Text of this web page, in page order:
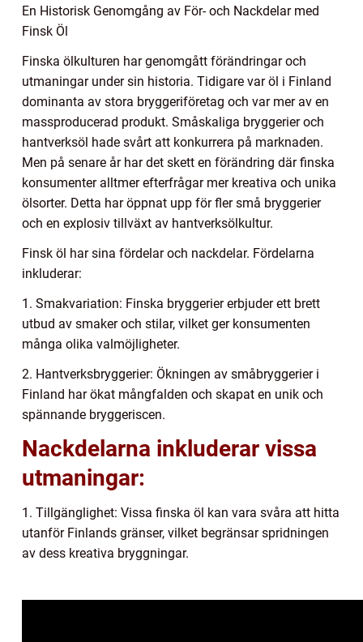
En Historisk Genomgång av För- och Nackdelar med
Finsk Öl
Finska ölkulturen har genomgått förändringar och
utmaningar under sin historia. Tidigare var öl i Finland
dominanta av stora bryggeriföretag och var mer av en
massproducerad produkt. Småskaliga bryggerier och
hantverksöl hade svårt att konkurrera på marknaden.
Men på senare år har det skett en förändring där finska
konsumenter alltmer efterfrågar mer kreativa och unika
ölsorter. Detta har öppnat upp för fler små bryggerier
och en explosiv tillväxt av hantverksölkultur.
Finsk öl har sina fördelar och nackdelar. Fördelarna
inkluderar:
1. Smakvariation: Finska bryggerier erbjuder ett brett
utbud av smaker och stilar, vilket ger konsumenten
många olika valmöjligheter.
2. Hantverksbryggerier: Ökningen av småbryggerier i
Finland har ökat mångfalden och skapat en unik och
spännande bryggeriscen.
Nackdelarna inkluderar vissa
utmaningar:
1. Tillgänglighet: Vissa finska öl kan vara svåra att hitta
utanför Finlands gränser, vilket begränsar spridningen
av dess kreativa bryggningar.